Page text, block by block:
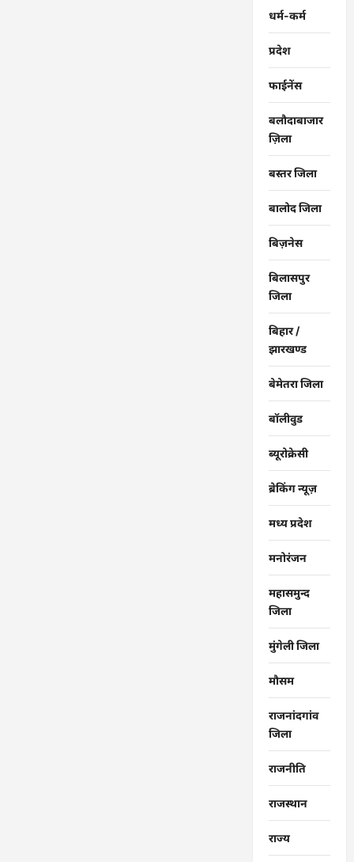
धर्म-कर्म
प्रदेश
फाईनेंस
बलौदाबाजार
ज़िला
बस्तर जिला
बालोद जिला
बिज़नेस
बिलासपुर
जिला
बिहार /
झारखण्ड
बेमेतरा जिला
बॉलीवुड
ब्यूरोक्रेसी
ब्रेकिंग न्यूज़
मध्य प्रदेश
मनोरंजन
महासमुन्द
जिला
मुंगेली जिला
मौसम
राजनांदगांव
जिला
राजनीति
राजस्थान
राज्‍य